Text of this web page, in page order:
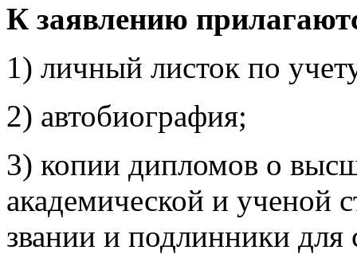
К заявлению
1) личный листок по
2) автобиография;
3) копии дипломов о
академической и ученой
звании и подлинники для